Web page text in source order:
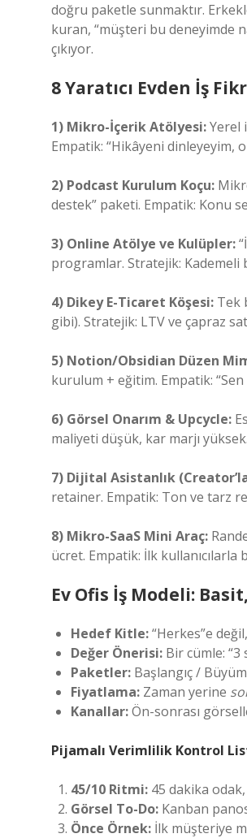
doğru paketle sunmaktır.
kuran, “müşteri bu deneyimde
çıkıyor.
8 Yaratıcı Evden İş
1) Mikro-İçerik Atölyesi:Yerel
Empatik: “Hikâyeni dinleyeyim,
2) Podcast Kurulum Koçu:
destek” paketi. Empatik: Konu
3) Online Atölye ve Kulüpler:
programlar. Stratejik: Kademeli
4) Dikey E-Ticaret Köşesi: Tek
gibi). Stratejik: LTV ve çapraz
5) Notion/Obsidian Düzen
kurulum + eğitim. Empatik:
6) Görsel Onarım & Upcycle:
maliyeti düşük, kar marjı
7) Dijital Asistanlık
retainer. Empatik: Ton ve tarz
8) Mikro-SaaS Mini Araç:
ücret. Empatik: İlk
Ev Ofis İş Modeli:
Hedef Kitle:“Herkes”e
Değer Önerisi: Bir cümle:
Paketler: Başlangıç /
Fiyatlama: Zaman yerine
Kanallar:Ön-sonrası
Pijamalı Verimlilik Kontrol
45/10 Ritmi: 45 dakika
Görsel To-Do: Kanban
Önce Örnek: İlk müşteriye